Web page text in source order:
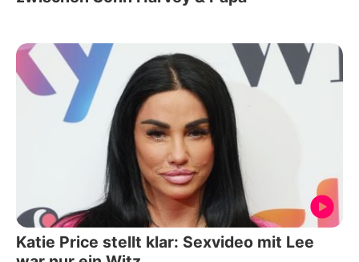
Katie Price stellt klar: Sexvideo mit Lee